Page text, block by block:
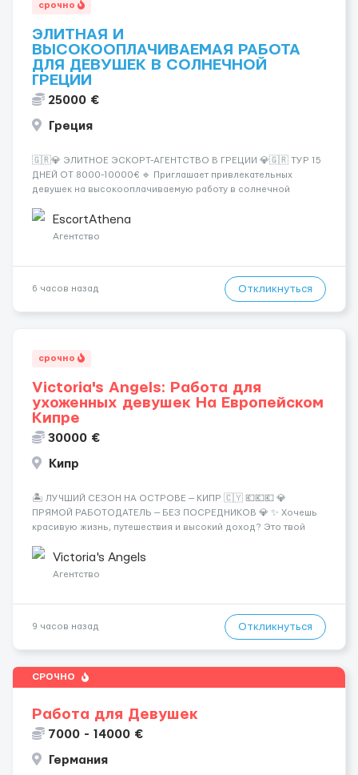
срочно
ЭЛИТНАЯ И
ВЫСОКООПЛАЧИВАЕМАЯ РАБОТА
ДЛЯ ДЕВУШЕК В СОЛНЕЧНОЙ
ГРЕЦИИ
25000 €
Греция
🇬🇷💎 ЭЛИТНОЕ ЭСКОРТ-АГЕНТСТВО В ГРЕЦИИ 💎🇬🇷 ТУР 15
ДНЕЙ ОТ 8000-10000€ 🔹 Приглашает привлекательных
девушек на высокооплачиваемую работу в солнечной
хорошие деньги 💶 — это предложение для тебя! 🔹
Требования: ✔️ Возраст от ...
EscortAthena
Агентство
6 часов назад Откликнуться
срочно
Victoria's Angels: Работа для
ухоженных девушек На Европейском
Кипре
30000 €
Кипр
🏝️ ЛУЧШИЙ СЕЗОН НА ОСТРОВЕ — КИПР 🇨🇾 💶💶💶 💎
ПРЯМОЙ РАБОТОДАТЕЛЬ — БЕЗ ПОСРЕДНИКОВ 💎 ✨ Хочешь
красивую жизнь, путешествия и высокий доход? Это твой
Опытная команда с годами практики — Стабильный поток
клиентов (без ...
Victoria's Angels
Агентство
9 часов назад Откликнуться
СРОЧНО
Работа для Девушек
7000 - 14000 €
Германия